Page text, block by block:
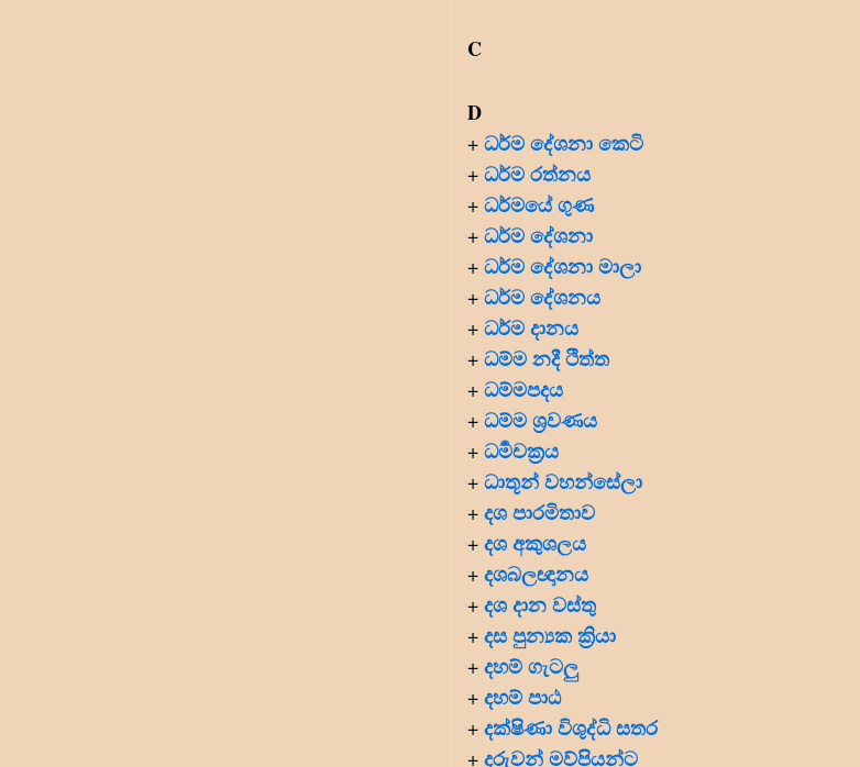
C
D
+ ධර්ම දේශනා කෙටි
+ ධර්ම රත්නය
+ ධර්මයේ ගුණ
+ ධර්ම දේශනා
+ ධර්ම දේශනා මාලා
+ ධර්ම දේශනය
+ ධර්ම දානය
+ ධම්ම නදී ථිත්ත
+ ධම්මපදය
+ ධම්ම ශ්‍රවණය
+ ධර්‍මචක්‍රය
+ ධාතූන් වහන්සේලා
+ දශ පාරමිතාව
+ දශ අකුශලය
+ දශබලඥානය
+ දශ දාන වස්තු
+ දස පුන්‍යක ක්‍රියා
+ දහම් ගැටලු
+ දහම් පාඨ
+ දක්ෂිණා විශුද්ධි සතර
+ දරුවන් මව්පියන්ට